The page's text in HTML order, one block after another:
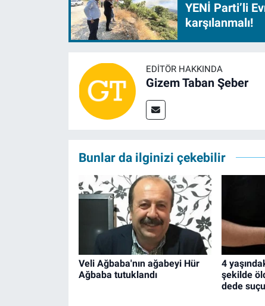
YENİ Parti’li
karşılanmalı!
EDITÖR HAKKINDA
Gizem Taban Şeber
Bunlar da ilginizi çekebilir
Veli Ağbaba'nın ağabeyi Hür
Ağbaba tutuklandı
4
şekilde
dede